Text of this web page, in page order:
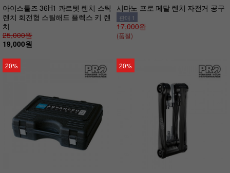
아이스툴즈 36H1 콰르텟 렌치 스틱
렌치 회전형 스틸해드 플렉스 키 렌
치
25,000원
19,000원
시마노 프로 페달 렌치 자전거 공구
판매 1
17,000원
(품절)
20% 20%